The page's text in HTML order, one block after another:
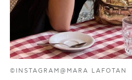
©INSTAGRAM@MARA LAFOTAN